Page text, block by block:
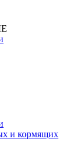
и кормящих